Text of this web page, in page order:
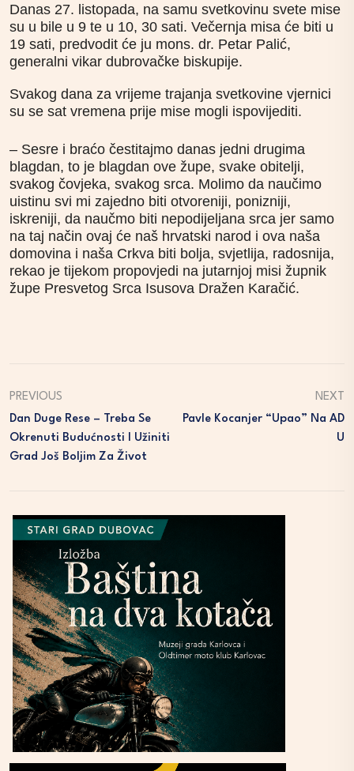
Danas 27. listopada, na samu svetkovinu svete mise
su u bile u 9 te u 10, 30 sati. Večernja misa će biti u
19 sati, predvodit će ju mons. dr. Petar Palić,
generalni vikar dubrovačke biskupije.
Svakog dana za vrijeme trajanja svetkovine vjernici
su se sat vremena prije mise mogli ispovijediti.
– Sesre i braćo čestitajmo danas jedni drugima
blagdan, to je blagdan ove župe, svake obitelji,
svakog čovjeka, svakog srca. Molimo da naučimo
uistinu svi mi zajedno biti otvoreniji, ponizniji,
iskreniji, da naučmo biti nepodijeljana srca jer samo
na taj način ovaj će naš hrvatski narod i ova naša
domovina i naša Crkva biti bolja, svjetlija, radosnija,
rekao je tijekom propovjedi na jutarnjoj misi župnik
župe Presvetog Srca Isusova Dražen Karačić.
PREVIOUS
Dan Duge Rese – Treba Se
Okrenuti Budućnosti I Užiniti
Grad Još Boljim Za Život
NEXT
Pavle Kocanjer “upao” Na AD
U